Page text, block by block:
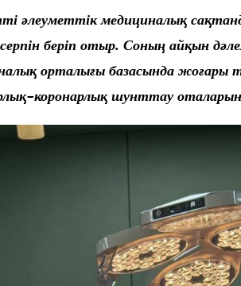
әлеуметтік медициналық
беріп отыр. Соның айқын
орталығы базасында жоғары
коронарлық шунттау